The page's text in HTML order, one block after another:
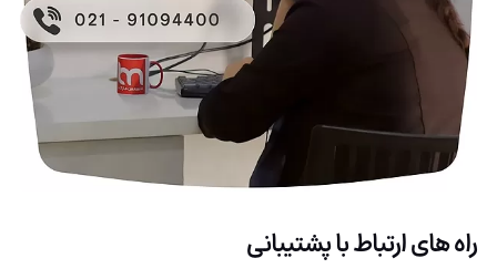
راه های ارتباط با پشتیبانی